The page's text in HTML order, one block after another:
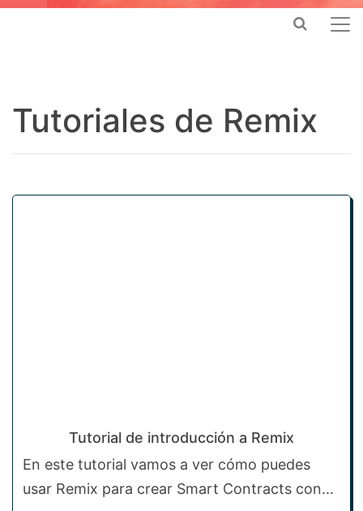
Tutoriales de Remix
Tutorial de introducción a Remix
En este tutorial vamos a ver cómo puedes
usar Remix para crear Smart Contracts con...